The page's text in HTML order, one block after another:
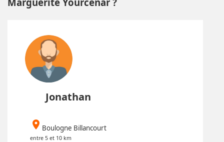
Jonathan
place Boulogne Billancourt
entre 5 et 10 km